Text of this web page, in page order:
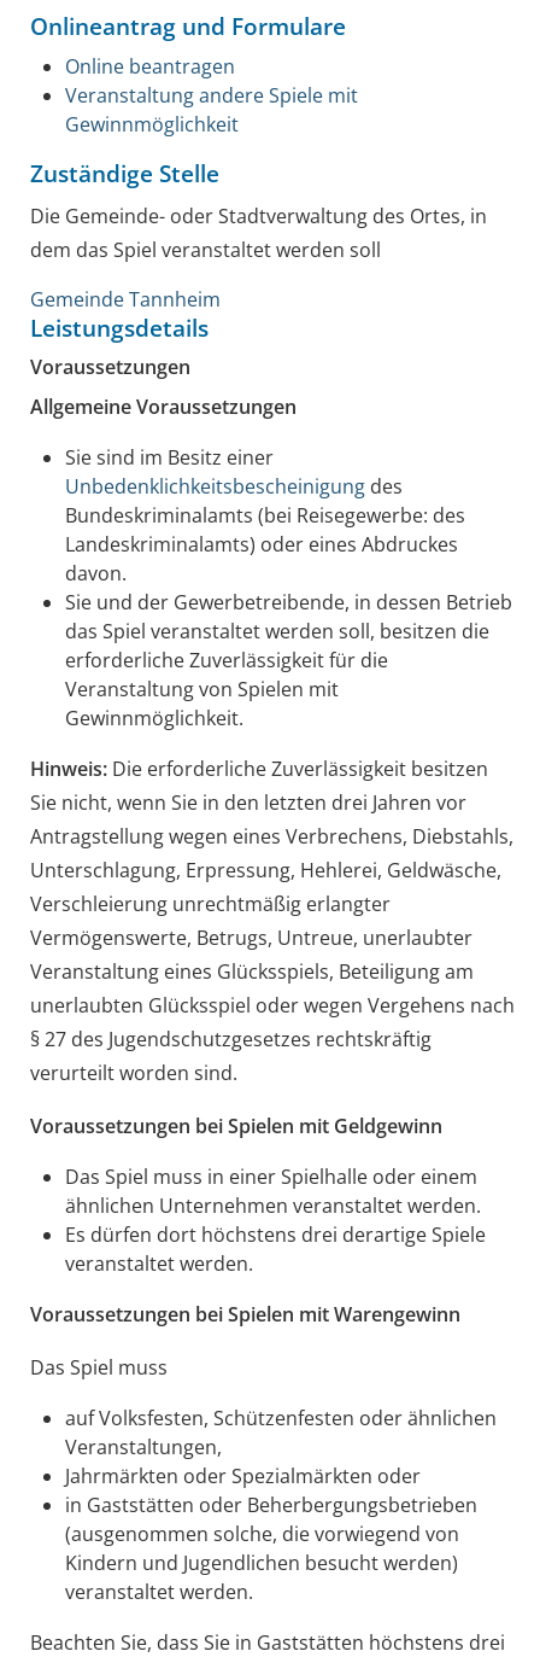
Onlineantrag und Formulare
Online beantragen
Veranstaltung andere Spiele mit
Gewinnmöglichkeit
Zuständige Stelle
Die Gemeinde- oder Stadtverwaltung des Ortes, in
dem das Spiel veranstaltet werden soll
Gemeinde Tannheim
Leistungsdetails
Voraussetzungen
Allgemeine Voraussetzungen
Sie sind im Besitz einer
Unbedenklichkeitsbescheinigungdes
Bundeskriminalamts (bei Reisegewerbe: des
Landeskriminalamts) oder eines Abdruckes
davon.
Sie und der Gewerbetreibende, in dessen Betrieb
das Spiel veranstaltet werden soll, besitzen die
erforderliche Zuverlässigkeit für die
Veranstaltung von Spielen mit
Gewinnmöglichkeit.
Hinweis:Die erforderliche Zuverlässigkeit besitzen
Sie nicht, wenn Sie in den letzten drei Jahren vor
Antragstellung wegen eines Verbrechens, Diebstahls,
Unterschlagung, Erpressung, Hehlerei, Geldwäsche,
Verschleierung unrechtmäßig erlangter
Vermögenswerte, Betrugs, Untreue, unerlaubter
Veranstaltung eines Glücksspiels, Beteiligung am
unerlaubten Glücksspiel oder wegen Vergehens nach
§ 27 des Jugendschutzgesetzes rechtskräftig
verurteilt worden sind.
Voraussetzungen bei Spielen mit Geldgewinn
Das Spiel muss in einer Spielhalle oder einem
ähnlichen Unternehmen veranstaltet werden.
Es dürfen dort höchstens drei derartige Spiele
veranstaltet werden.
Voraussetzungen bei Spielen mit Warengewinn
Das Spiel muss
auf Volksfesten, Schützenfesten oder ähnlichen
Veranstaltungen,
Jahrmärkten oder Spezialmärkten oder
in Gaststätten oder Beherbergungsbetrieben
(ausgenommen solche, die vorwiegend von
Kindern und Jugendlichen besucht werden)
veranstaltet werden.
Beachten Sie, dass Sie in Gaststätten höchstens drei